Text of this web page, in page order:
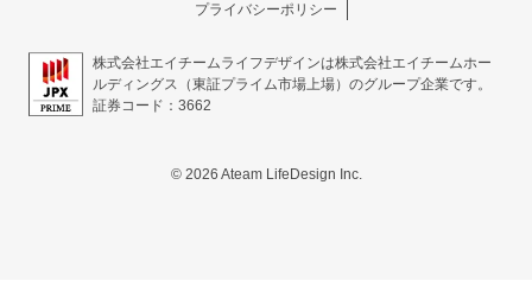
プライバシーポリシー
株式会社エイチームライフデザインは株式会社エイチームホー
ルディングス（東証プライム市場上場）のグループ企業です。
証券コード：3662
© 2026 Ateam LifeDesign Inc.